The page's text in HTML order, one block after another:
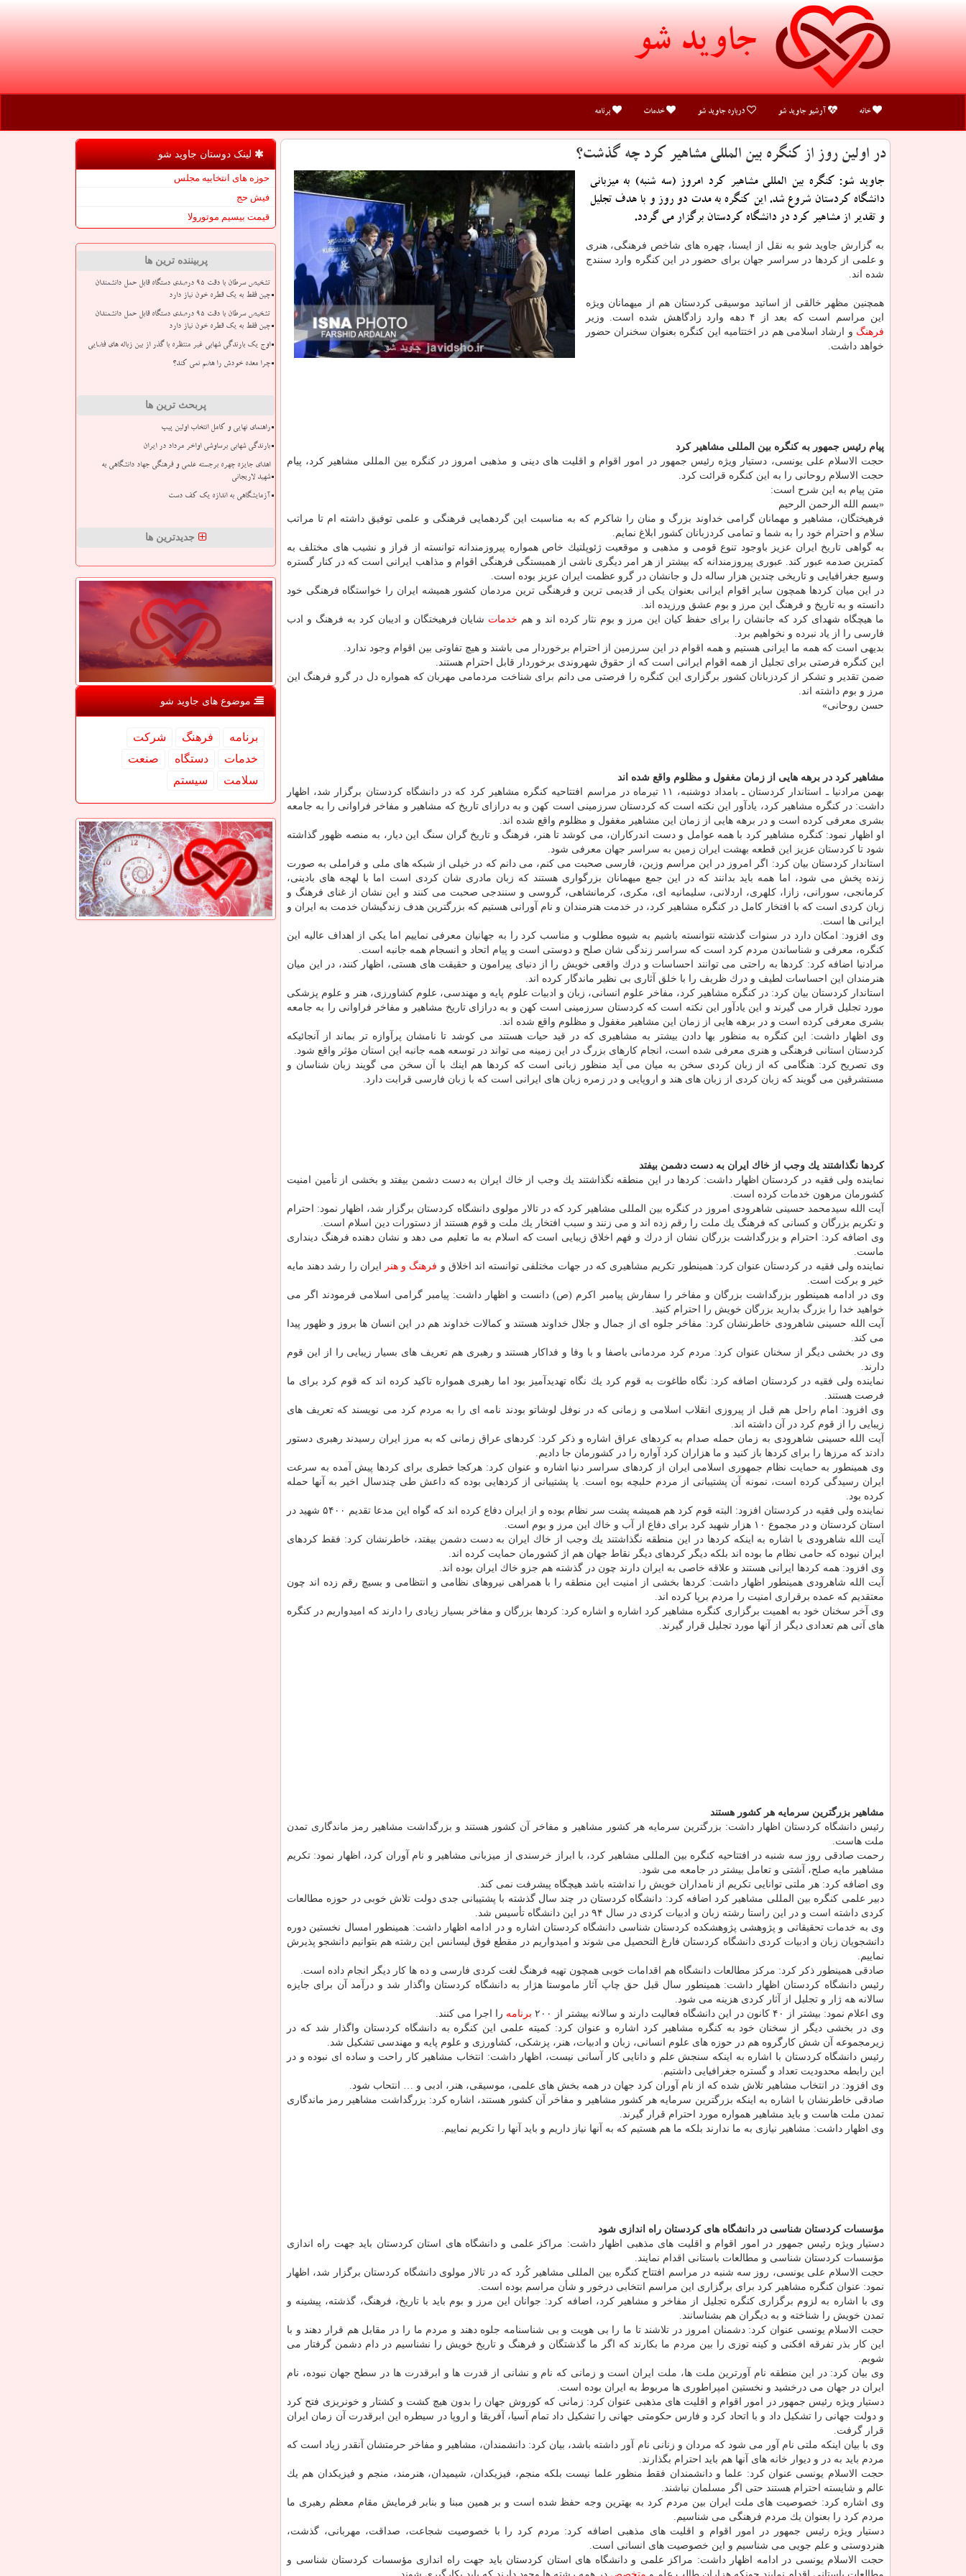
جاوید شو
خانه آرشیو جاوید شو درباره جاوید شو خدمات برنامه
در اولین روز از كنگره بین المللی مشاهیر كرد چه گذشت؟
جاوید شو: كنگره بین المللی مشاهیر كرد امروز (سه شنبه) به میزبانی
دانشگاه كردستان شروع شد. این كنگره به مدت دو روز و با هدف تجلیل
و تقدیر از مشاهیر كرد در دانشگاه كردستان برگزار می گردد.
به گزارش جاوید شو به نقل از ایسنا، چهره های شاخص فرهنگی، هنری
و علمی از كردها در سراسر جهان برای حضور در این كنگره وارد سنندج
شده اند.
همچنین مظهر خالقی از اساتید موسیقی كردستان هم از میهمانان ویژه
این مراسم است كه بعد از ۴ دهه وارد زادگاهش شده است. وزیر
فرهنگ و ارشاد اسلامی هم در اختتامیه این كنگره بعنوان سخنران حضور
خواهد داشت.
پیام رئیس جمهور به كنگره بین المللی مشاهیر كرد
حجت الاسلام علی یونسی، دستیار ویژه رئیس جمهور در امور اقوام و اقلیت های دینی و مذهبی امروز در كنگره بین المللی مشاهیر كرد، پیام
حجت الاسلام روحانی را به این كنگره قرائت كرد.
متن پیام به این شرح است:
«بسم الله الرحمن الرحیم
فرهیختگان، مشاهیر و مهمانان گرامی خداوند بزرگ و منان را شاكرم كه به مناسبت این گردهمایی فرهنگی و علمی توفیق داشته ام تا مراتب
سلام و احترام خود را به شما و تمامی كردزبانان كشور ابلاغ نمایم.
به گواهی تاریخ ایران عزیز باوجود تنوع قومی و مذهبی و موقعیت ژئوپلتیك خاص همواره پیروزمندانه توانسته از فراز و نشیب های مختلف به
كمترین صدمه عبور كند. عبوری پیروزمندانه كه بیشتر از هر امر دیگری ناشی از همبستگی فرهنگی اقوام و مذاهب ایرانی است كه در كنار گستره
وسیع جغرافیایی و تاریخی چندین هزار ساله دل و جانشان در گرو عظمت ایران عزیز بوده است.
در این میان كردها همچون سایر اقوام ایرانی بعنوان یكی از قدیمی ترین و فرهنگی ترین مردمان كشور همیشه ایران را خواستگاه فرهنگی خود
دانسته و به تاریخ و فرهنگ این مرز و بوم عشق ورزیده اند.
ما هیچگاه شهدای كرد كه جانشان را برای حفظ كیان این مرز و بوم نثار كرده اند و هم خدمات شایان فرهیختگان و ادیبان كرد به فرهنگ و ادب
فارسی را از یاد نبرده و نخواهیم برد.
بدیهی است كه همه ما ایرانی هستیم و همه اقوام در این سرزمین از احترام برخوردار می باشند و هیچ تفاوتی بین اقوام وجود ندارد.
این كنگره فرصتی برای تجلیل از همه اقوام ایرانی است كه از حقوق شهروندی برخوردار قابل احترام هستند.
ضمن تقدیر و تشكر از كردزبانان كشور برگزاری این كنگره را فرصتی می دانم برای شناخت مردمامی مهربان كه همواره دل در گرو فرهنگ این
مرز و بوم داشته اند.
حسن روحانی»
مشاهیر كرد در برهه هایی از زمان مغفول و مظلوم واقع شده اند
بهمن مرادنیا ـ استاندار كردستان ـ بامداد دوشنبه، ۱۱ تیرماه در مراسم افتتاحیه كنگره مشاهیر كرد كه در دانشگاه كردستان برگزار شد، اظهار
داشت: در كنگره مشاهیر كرد، یادآور این نكته است كه كردستان سرزمینی است كهن و به درازای تاریخ كه مشاهیر و مفاخر فراوانی را به جامعه
بشری معرفی كرده است و در برهه هایی از زمان این مشاهیر مغفول و مظلوم واقع شده اند.
او اظهار نمود: كنگره مشاهیر كرد با همه عوامل و دست اندركاران، می كوشد تا هنر، فرهنگ و تاریخ گران سنگ این دیار، به منصه ظهور گذاشته
شود تا كردستان عزیز این قطعه بهشت ایران زمین به سراسر جهان معرفی شود.
استاندار كردستان بیان كرد: اگر امروز در این مراسم وزین، فارسی صحبت می كنم، می دانم كه در خیلی از شبكه های ملی و فراملی به صورت
زنده پخش می شود، اما همه باید بدانند كه در این جمع میهمانان بزرگواری هستند كه زبان مادری شان كردی است اما با لهجه های بادینی،
كرمانجی، سورانی، زازا، كلهری، اردلانی، سلیمانیه ای، مكری، كرمانشاهی، گروسی و سنندجی صحبت می كنند و این نشان از غنای فرهنگ و
زبان كردی است كه با افتخار كامل در كنگره مشاهیر كرد، در خدمت هنرمندان و نام آورانی هستیم كه بزرگترین هدف زندگیشان خدمت به ایران و
ایرانی ها است.
وی افزود: امكان دارد در سنوات گذشته نتوانسته باشیم به شیوه مطلوب و مناسب كرد را به جهانیان معرفی نماییم اما یكی از اهداف عالیه این
كنگره، معرفی و شناساندن مردم كرد است كه سراسر زندگی شان صلح و دوستی است و پیام اتحاد و انسجام همه جانبه است.
مرادنیا اضافه كرد: كردها به راحتی می توانند احساسات و درك واقعی خویش را از دنیای پیرامون و حقیقت های هستی، اظهار كنند، در این میان
هنرمندان این احساسات لطیف و درك ظریف را با خلق آثاری بی نظیر ماندگار كرده اند.
استاندار كردستان بیان كرد: در كنگره مشاهیر كرد، مفاخر علوم انسانی، زبان و ادبیات علوم پایه و مهندسی، علوم كشاورزی، هنر و علوم پزشكی
مورد تجلیل قرار می گیرند و این یادآور این نكته است كه كردستان سرزمینی است كهن و به درازای تاریخ مشاهیر و مفاخر فراوانی را به جامعه
بشری معرفی كرده است و در برهه هایی از زمان این مشاهیر مغفول و مظلوم واقع شده اند.
وی اظهار داشت: این كنگره به منظور بها دادن بیشتر به مشاهیری كه در قید حیات هستند می كوشد تا نامشان پرآوازه تر بماند از آنجائیكه
كردستان استانی فرهنگی و هنری معرفی شده است، انجام كارهای بزرگ در این زمینه می تواند در توسعه همه جانبه این استان مؤثر واقع شود.
وی تصریح كرد: هنگامی كه از زبان كردی سخن به میان می آید منظور زبانی است كه كردها هم اینك با آن سخن می گویند زبان شناسان و
مستشرقین می گویند كه زبان كردی از زبان های هند و اروپایی و در زمره زبان های ایرانی است كه با زبان فارسی قرابت دارد.
كردها نگذاشتند یك وجب از خاك ایران به دست دشمن بیفتد
نماینده ولی فقیه در كردستان اظهار داشت: كردها در این منطقه نگذاشتند یك وجب از خاك ایران به دست دشمن بیفتد و بخشی از تأمین امنیت
كشورمان مرهون خدمات كرده است.
آیت الله سیدمحمد حسینی شاهرودی امروز در كنگره بین المللی مشاهیر كرد كه در تالار مولوی دانشگاه كردستان برگزار شد، اظهار نمود: احترام
و تكریم بزرگان و كسانی كه فرهنگ یك ملت را رقم زده اند و می زنند و سبب افتخار یك ملت و قوم هستند از دستورات دین اسلام است.
وی اضافه كرد: احترام و بزرگداشت بزرگان نشان از درك و فهم اخلاق زیبایی است كه اسلام به ما تعلیم می دهد و نشان دهنده فرهنگ دینداری
ماست.
نماینده ولی فقیه در كردستان عنوان كرد: همینطور تكریم مشاهیری كه در جهات مختلفی توانسته اند اخلاق و فرهنگ و هنر
ایران را رشد دهند مایه
خیر و بركت است.
وی در ادامه همینطور بزرگداشت بزرگان و مفاخر را سفارش پیامبر اكرم (ص) دانست و اظهار داشت: پیامبر گرامی اسلامی فرمودند اگر می
خواهید خدا را بزرگ بدارید بزرگان خویش را احترام كنید.
آیت الله حسینی شاهرودی خاطرنشان كرد: مفاخر جلوه ای از جمال و جلال خداوند هستند و كمالات خداوند هم در این انسان ها بروز و ظهور پیدا
می كند.
وی در بخشی دیگر از سخنان عنوان كرد: مردم كرد مردمانی باصفا و با وفا و فداكار هستند و رهبری هم تعریف های بسیار زیبایی را از این قوم
دارند.
نماینده ولی فقیه در كردستان اضافه كرد: نگاه طاغوت به قوم كرد یك نگاه تهدیدآمیز بود اما رهبری همواره تاكید كرده اند كه قوم كرد برای ما
فرصت هستند.
وی افزود: امام راحل هم قبل از پیروزی انقلاب اسلامی و زمانی كه در نوفل لوشاتو بودند نامه ای را به مردم كرد می نویسند كه تعریف های
زیبایی را از قوم كرد در آن داشته اند.
آیت الله حسینی شاهرودی به زمان حمله صدام به كردهای عراق اشاره و ذكر كرد: كردهای عراق زمانی كه به مرز ایران رسیدند رهبری دستور
دادند كه مرزها را برای كردها باز كنید و ما هزاران كرد آواره را در كشورمان جا دادیم.
وی همینطور به حمایت نظام جمهوری اسلامی ایران از كردهای سراسر دنیا اشاره و عنوان كرد: هركجا خطری برای كردها پیش آمده به سرعت
ایران رسیدگی كرده است، نمونه آن پشتیبانی از مردم حلبچه بوه است. یا پشتیبانی از كردهایی بوده كه داعش طی چندسال اخیر به آنها حمله
كرده بود.
نماینده ولی فقیه در كردستان افزود: البته قوم كرد هم همیشه پشت سر نظام بوده و از ایران دفاع كرده اند كه گواه این مدعا تقدیم ۵۴۰۰ شهید در
استان كردستان و در مجموع ۱۰ هزار شهید كرد برای دفاع از آب و خاك این مرز و بوم است.
آیت الله شاهرودی با اشاره به اینكه كردها در این منطقه نگذاشتند یك وجب از خاك ایران به دست دشمن بیفتد، خاطرنشان كرد: فقط كردهای
ایران نبوده كه حامی نظام ما بوده اند بلكه دیگر كردهای دیگر نقاط جهان هم اژ كشورمان حمایت كرده اند.
وی افزود: همه كردها ایرانی هستند و علاقه خاصی به ایران دارند چون در گذشته هم جزو خاك ایران بوده اند.
آیت الله شاهرودی همینطور اظهار داشت: كردها بخشی از امنیت این منطقه را با همراهی نیروهای نظامی و انتظامی و بسیچ رقم زده اند چون
معتقدیم كه عمده برقراری امنیت را مردم برپا كرده اند.
وی آخر سخنان خود به اهمیت برگزاری كنگره مشاهیر كرد اشاره و اشاره كرد: كردها بزرگان و مفاخر بسیار زیادی را دارند كه امیدواریم در كنگره
های آتی هم تعدادی دیگر از آنها مورد تجلیل قرار گیرند.
مشاهیر بزرگترین سرمایه هر كشور هستند
رئیس دانشگاه كردستان اظهار داشت: بزرگترین سرمایه هر كشور مشاهیر و مفاخر آن كشور هستند و بزرگداشت مشاهیر رمز ماندگاری تمدن
ملت هاست.
رحمت صادقی روز سه شنبه در افتتاحیه كنگره بین المللی مشاهیر كرد، با ابراز خرسندی از میزبانی مشاهیر و نام آوران كرد، اظهار نمود: تكریم
مشاهیر مایه صلح، آشتی و تعامل بیشتر در جامعه می شود.
وی اضافه كرد: هر ملتی توانایی تكریم از نامداران خویش را نداشته باشد هیچگاه پیشرفت نمی كند.
دبیر علمی كنگره بین المللی مشاهیر كرد اضافه كرد: دانشگاه كردستان در چند سال گذشته با پشتیبانی جدی دولت تلاش خوبی در حوزه مطالعات
كردی داشته است و در این راستا رشته زبان و ادبیات كردی در سال ۹۴ در این دانشگاه تأسیس شد.
وی به خدمات تحقیقاتی و پژوهشی پژوهشكده كردستان شناسی دانشگاه كردستان اشاره و در ادامه اظهار داشت: همینطور امسال نخستین دوره
دانشجویان زبان و ادبیات كردی دانشگاه كردستان فارغ التحصیل می شوند و امیدواریم در مقطع فوق لیسانس این رشته هم بتوانیم دانشجو پذیرش
نماییم.
صادقی همینطور ذكر كرد: مركز مطالعات دانشگاه هم اقدامات خوبی همچون تهیه فرهنگ لغت كردی فارسی و ده ها كار دیگر انجام داده است.
رئیس دانشگاه كردستان اظهار داشت: همینطور سال قبل حق چاپ آثار ماموستا هژار به دانشگاه كردستان واگذار شد و درآمد آن برای جایزه
سالانه هه ژار و تجلیل از آثار كردی هزینه می شود.
وی اعلام نمود: بیشتر از ۴۰ كانون در این دانشگاه فعالیت دارند و سالانه بیشتر از ۲۰۰
برنامه را اجرا می كنند.
وی در بخشی دیگر از سخنان خود به كنگره مشاهیر كرد اشاره و عنوان كرد: كمیته علمی این كنگره به دانشگاه كردستان واگذار شد كه در
زیرمجموعه آن شش كارگروه هم در حوزه های علوم انسانی، زبان و ادبیات، هنر، پزشكی، كشاورزی و علوم پایه و مهندسی تشكیل شد.
رئیس دانشگاه كردستان با اشاره به اینكه سنجش علم و دانایی كار آسانی نیست، اظهار داشت: انتخاب مشاهیر كار راحت و ساده ای نبوده و در
این رابطه محدودیت تعداد و گستره جغرافیایی داشتیم.
وی افزود: در انتخاب مشاهیر تلاش شده كه از نام آوران كرد جهان در همه بخش های علمی، موسیقی، هنر، ادبی و … انتحاب شود.
صادقی خاطرنشان با اشاره به اینكه بزرگترین سرمایه هر كشور مشاهیر و مفاخر آن كشور هستند، اشاره كرد: بزرگداشت مشاهیر رمز ماندگاری
تمدن ملت هاست و باید مشاهیر همواره مورد احترام قرار گیرند.
وی اظهار داشت: مشاهیر نیازی به ما ندارند بلكه ما هم هستیم كه به آنها نیاز داریم و باید آنها را تكریم نماییم.
مؤسسات كردستان شناسی در دانشگاه های كردستان راه اندازی شود
دستیار ویژه رئیس جمهور در امور اقوام و اقلیت های مذهبی اظهار داشت: مراكز علمی و دانشگاه های استان كردستان باید جهت راه اندازی
مؤسسات كردستان شناسی و مطالعات باستانی اقدام نمایند.
حجت الاسلام علی یونسی، روز سه شنبه در مراسم افتتاح كنگره بین المللی مشاهیر كُرد كه در تالار مولوی دانشگاه كردستان برگزار شد، اظهار
نمود: عنوان كنگره مشاهیر كرد برای برگزاری این مراسم انتخابی درخور و شأن مراسم بوده است.
وی با اشاره به لزوم برگزاری كنگره تجلیل از مفاخر و مشاهیر كرد، اضافه كرد: جوانان این مرز و بوم باید با تاریخ، فرهنگ، گذشته، پیشینه و
تمدن خویش را شناخته و به دیگران هم بشناسانند.
حجت الاسلام یونسی عنوان كرد: دشمنان امروز در تلاشند تا ما را بی هویت و بی شناسنامه جلوه دهند و مردم ما را در مقابل هم قرار دهند و با
این كار بذر تفرقه افكنی و كینه توزی را بین مردم ما بكارند كه اگر ما گذشتگان و فرهنگ و تاریخ خویش را نشناسیم در دام دشمن گرفتار می
شویم.
وی بیان كرد: در این منطقه نام آورترین ملت ها، ملت ایران است و زمانی كه نام و نشانی از قدرت ها و ابرقدرت ها در سطح جهان نبوده، نام
ایران در جهان می درخشید و نخستین امپراطوری ها مربوط به ایران بوده است.
دستیار ویژه رئیس جمهور در امور اقوام و اقلیت های مذهبی عنوان كرد: زمانی كه كوروش جهان را بدون هیچ كشت و كشتار و خونریزی فتح كرد
و دولت جهانی را تشكیل داد و با اتحاد كرد و فارس حكومتی جهانی را تشكیل داد تمام آسیا، آفریقا و اروپا در سیطره این ابرقدرت آن زمان ایران
قرار گرفت.
وی با بیان اینكه ملتی نام آور می شود كه مردان و زنانی نام آور داشته باشد، بیان كرد: دانشمندان، مشاهیر و مفاخر حرمتشان آنقدر زیاد است كه
مردم باید به در و دیوار خانه های آنها هم باید احترام بگذارند.
حجت الاسلام یونسی عنوان كرد: علما و دانشمندان فقط منظور علما نیست بلكه منجم، فیزیكدان، شیمیدان، هنرمند، منجم و فیزیكدان هم یك
عالم و شایسته احترام هستند حتی اگر مسلمان نباشند.
وی اشاره كرد: خصوصیت های ملت ایران بین مردم كرد به بهترین وجه حفظ شده است و بر همین مبنا و بنابر فرمایش مقام معظم رهبری ما
مردم كرد را بعنوان یك مردم فرهنگی می شناسیم.
دستیار ویژه رئیس جمهور در امور اقوام و اقلیت های مذهبی اضافه كرد: مردم كرد را با خصوصیت شجاعت، صداقت، مهربانی، گذشت،
هنردوستی و علم جویی می شناسیم و این خصوصیت های انسانی است.
حجت الاسلام یونسی در ادامه اظهار داشت: مراكز علمی و دانشگاه های استان كردستان باید جهت راه اندازی مؤسسات كردستان شناسی و
لینک دوستان جاوید شو
حوزه های انتخابیه مجلس
فیش حج
قیمت بیسیم موتورولا
پربیننده ترین ها
تشخیص سرطان با دقت ۹۵ درصدی دستگاه قابل حمل دانشمندان
چین فقط به یک قطره خون نیاز دارد
تشخیص سرطان با دقت ۹۵ درصدی دستگاه قابل حمل دانشمندان
چین فقط به یک قطره خون نیاز دارد
اوج یک بارندگی شهابی غیر منتظره با گذر از بین زباله های فضایی
چرا معده خودش را هضم نمی کند؟
پربحث ترین ها
راهنمای نهایی و کامل انتخاب اولین پیپ
بارندگی شهابی برساوشی اواخر مرداد در ایران
اهدای جایزه چهره برجسته علمی و فرهنگی جهاد دانشگاهی به
شهید لاریجانی
آزمایشگاهی به اندازه یک کف دست
جدیدترین ها
موضوع های جاوید شو
برنامه فرهنگ
شركت
خدمات
دستگاه
صنعت
سلامت
سیستم